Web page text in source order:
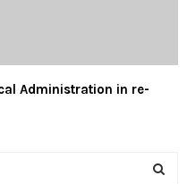
Administration in re-